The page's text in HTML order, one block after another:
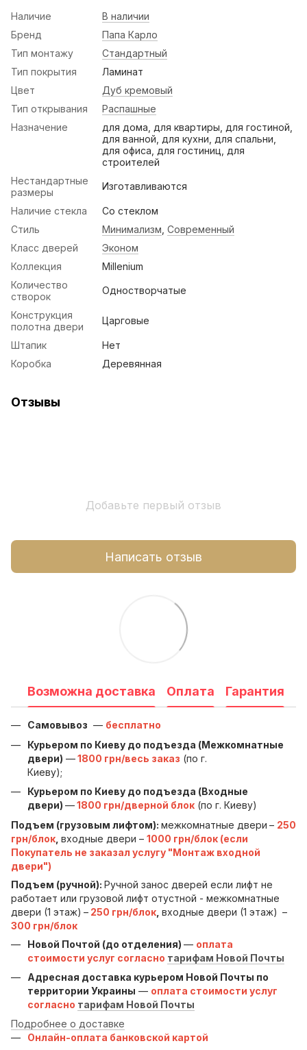
Наличие
В наличии
Бренд
Папа Карло
Тип монтажу
Стандартный
Тип покрытия
Ламинат
Цвет
Дуб кремовый
Тип открывания
Распашные
Назначение
для дома, для квартиры, для гостиной,
для ванной, для кухни, для спальни,
для офиса, для гостиниц, для
строителей
Нестандартные
размеры
Изготавливаются
Наличие стекла
Со стеклом
Стиль
Минимализм Современный
Класс дверей
Эконом
Коллекция
Millenium
Количество
створок
Одностворчатые
Конструкция
полотна двери
Царговые
Штапик
Нет
Коробка
Деревянная
Отзывы
Добавьте первый отзыв
Написать отзыв
Возможна доставка Оплата Гарантия
Самовывоз — бесплатно
Курьером по Киеву до подъезда (Межкомнатные
двери) —1800 грн/весь заказ (по г.
Киеву);
Курьером по Киеву до подъезда (Входные
двери) —1800 грн/дверной блок (по г. Киеву)
Подъем (грузовым лифтом): межкомнатные двери – 250
грн/блок входные двери – 1000 грн/блок (если
Покупатель не заказал услугу "Монтаж входной
двери")
Подъем (ручной): Ручной занос дверей если лифт не
работает или грузовой лифт отустной - межкомнатные
двери (1 этаж) – 250 грн/блок входные двери (1 этаж) –
300 грн/блок
Новой Почтой (до отделения) — оплата
стоимости услуг согласно тарифам Новой Почты
Адресная доставка курьером Новой Почты по
территории Украины — оплата стоимости услуг
согласно тарифам Новой Почты
Подробнее о доставке
Онлайн-оплата банковской картой